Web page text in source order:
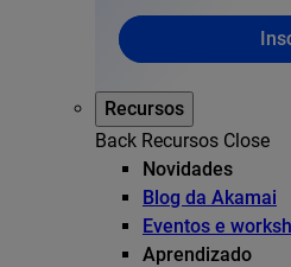
Recursos
Back Recursos Close
Novidades
Blog da Akamai
Eventos e
Aprendizado